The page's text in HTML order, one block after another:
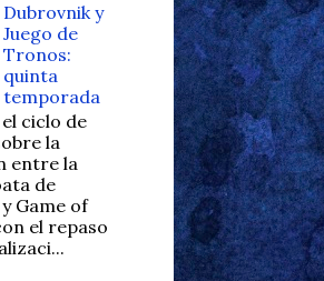
Dubrovnik y
Juego de
Tronos:
quinta
temporada
ciclo de
la
entre la
de
Game of
el repaso